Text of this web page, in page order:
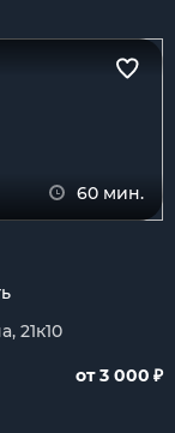
60 мин.
21к10
от 3 000 ₽